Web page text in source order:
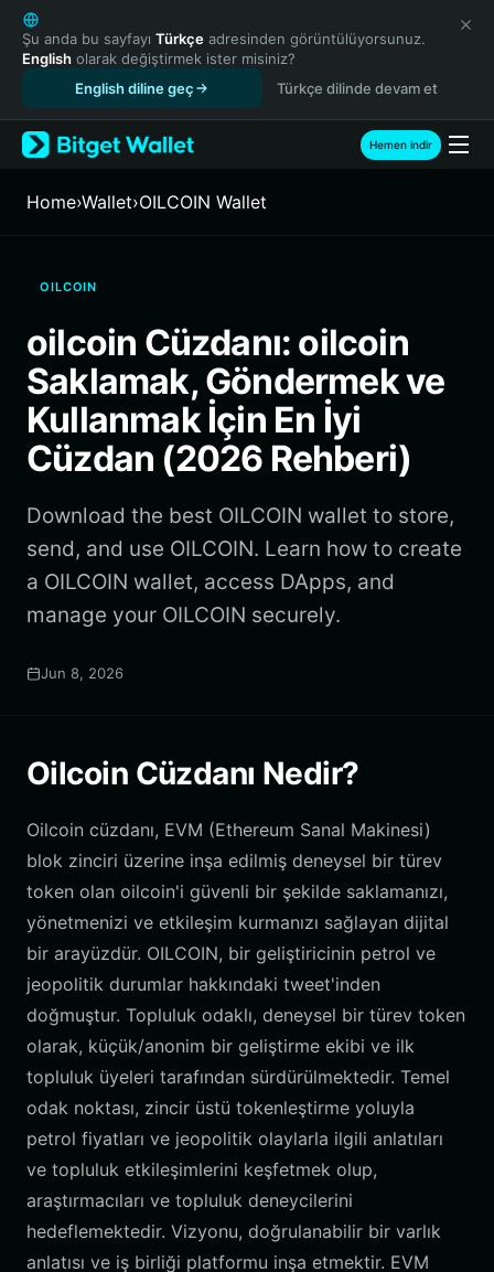
English
日本語
Tiếng Việt
Español (Latinoamérica)
Türkçe
Français
繁體中文
Bahasa Indonesia
ภาษาไทย
हिन्दी
Español
Português (Brasil)
Şu anda bu sayfayı Türkçe adresinden görüntülüyorsunuz.
English olarak değiştirmek ister misiniz?
English diline geç
Türkçe dilinde devam et
Hemen indir
Home›Wallet›OILCOIN Wallet
OILCOIN
oilcoin Cüzdanı: oilcoin
Saklamak, Göndermek ve
Kullanmak İçin En İyi
Cüzdan (2026 Rehberi)
Download the best OILCOIN wallet to store,
send, and use OILCOIN. Learn how to create
a OILCOIN wallet, access DApps, and
manage your OILCOIN securely.
Jun 8, 2026
Oilcoin Cüzdanı Nedir?
Oilcoin cüzdanı, EVM (Ethereum Sanal Makinesi)
blok zinciri üzerine inşa edilmiş deneysel bir türev
token olan oilcoin'i güvenli bir şekilde saklamanızı,
yönetmenizi ve etkileşim kurmanızı sağlayan dijital
bir arayüzdür. OILCOIN, bir geliştiricinin petrol ve
jeopolitik durumlar hakkındaki tweet'inden
doğmuştur. Topluluk odaklı, deneysel bir türev token
olarak, küçük/anonim bir geliştirme ekibi ve ilk
topluluk üyeleri tarafından sürdürülmektedir. Temel
odak noktası, zincir üstü tokenleştirme yoluyla
petrol fiyatları ve jeopolitik olaylarla ilgili anlatıları
ve topluluk etkileşimlerini keşfetmek olup,
araştırmacıları ve topluluk deneycilerini
hedeflemektedir. Vizyonu, doğrulanabilir bir varlık
anlatısı ve iş birliği platformu inşa etmektir. EVM